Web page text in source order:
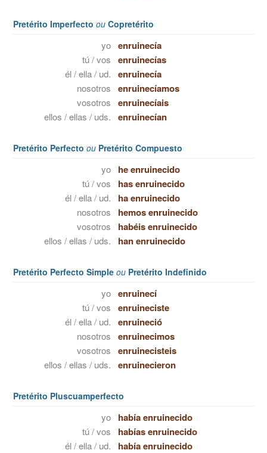
Pretérito Imperfecto ou Copretérito
yo enruinecía
tú / vos enruinecías
él / ella / ud. enruinecía
nosotros enruinecíamos
vosotros enruinecíais
ellos / ellas / uds. enruinecían
Pretérito Perfecto ou Pretérito Compuesto
yo he enruinecido
tú / vos has enruinecido
él / ella / ud. ha enruinecido
nosotros hemos enruinecido
vosotros habéis enruinecido
ellos / ellas / uds. han enruinecido
Pretérito Perfecto Simple ou Pretérito Indefinido
yo enruinecí
tú / vos enruineciste
él / ella / ud. enruineció
nosotros enruinecimos
vosotros enruinecisteis
ellos / ellas / uds. enruinecieron
Pretérito Pluscuamperfecto
yo había enruinecido
tú / vos habías enruinecido
él / ella / ud. había enruinecido